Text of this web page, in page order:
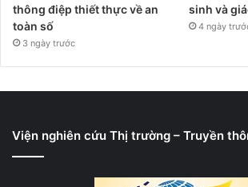
thông điệp thiết thực về an
toàn số
3 ngày trước
sinh và
4 ngày
Viện nghiên cứu Thị trường – Truyền